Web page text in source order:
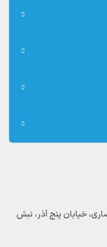
خیابان پنج آذر، نبش